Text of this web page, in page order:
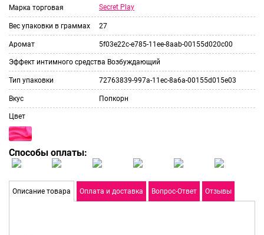
Марка торговая Secret Play
Вес упаковки в граммах 27
Аромат 5f03e22c-e785-11ee-8aab-00155d020c00
Эффект интимного средства Возбуждающий
Тип упаковки 72763839-997a-11ec-8a6a-00155d015e03
Вкус Попкорн
Цвет
Способы оплаты:
Описание товара Оплата и доставка Вопрос-Ответ Отзывы